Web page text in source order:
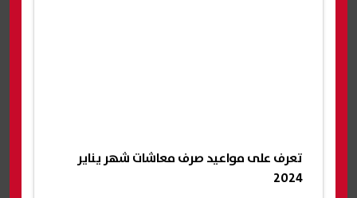
تعرف على مواعيد صرف معاشات شهر يناير
2024